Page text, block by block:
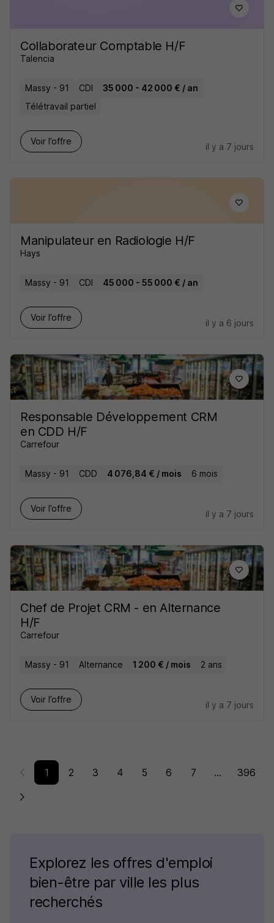
Collaborateur Comptable H/F
Talencia
Massy - 91 CDI
35 000 - 42 000 € / an
Télétravail partiel
Voir l’offre
il y a 7 jours
Manipulateur en Radiologie H/F
Hays
Massy - 91 CDI 45 000 - 55 000 € / an
Voir l’offre
il y a 6 jours
Responsable Développement CRM
en CDD H/F
Carrefour
Massy - 91 CDD 4 076,84 € / mois 6 mois
Voir l’offre
il y a 7 jours
Chef de Projet CRM - en Alternance
H/F
Carrefour
Massy - 91 Alternance 1 200 € / mois 2 ans
Voir l’offre
il y a 7 jours
1 2 3 4 5 6 7 ... 396
Explorez les offres d'emploi
bien-être par ville les plus
recherchés